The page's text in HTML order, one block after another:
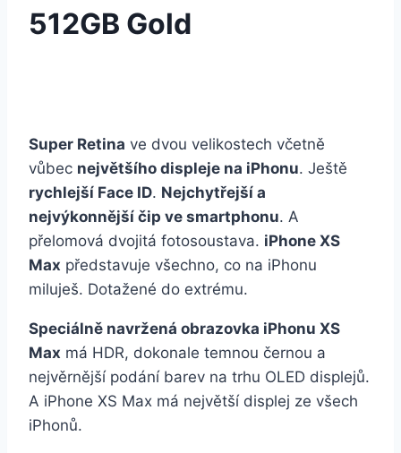
512GB Gold
Super Retina ve dvou velikostech včetně
vůbec největšího displeje na iPhonu. Ještě
rychlejší Face ID. Nejchytřejší a
nejvýkonnější čip ve smartphonu. A
přelomová dvojitá fotosoustava. iPhone XS
Max představuje všechno, co na iPhonu
miluješ. Dotažené do extrému.
Speciálně navržená obrazovka iPhonu XS
Max má HDR, dokonale temnou černou a
nejvěrnější podání barev na trhu OLED displejů.
A iPhone XS Max má největší displej ze všech
iPhonů.